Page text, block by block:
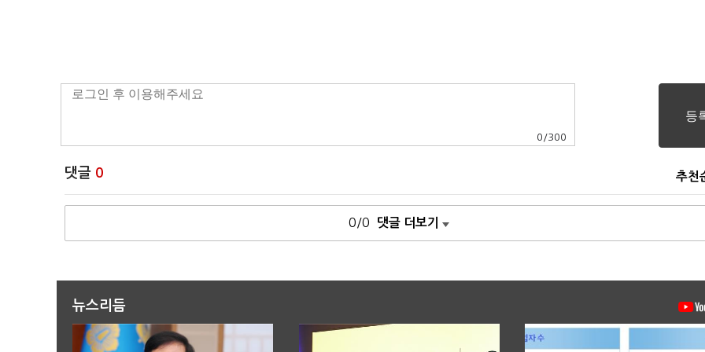
0 /300
댓글 0 추천
0/0 댓글 더보기
뉴스리듬